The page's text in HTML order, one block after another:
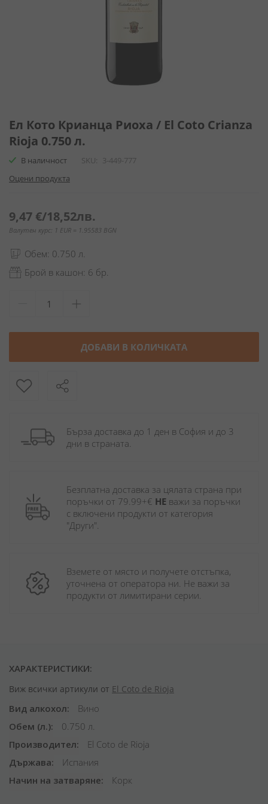
към
началото
на
галерия
снимки
Ел Кото Крианца Риоха / El Coto Crianza
Rioja 0.750 л.
В наличност SKU
3-449-777
Оцени продукта
9,47 €/18,52лв.
Валутен курс: 1 EUR = 1.95583 BGN
Обем: 0.750 л.
Брой в кашон: 6 бр.
ДОБАВИ В КОЛИЧКАТА
Бърза доставка до 1 ден в София и до 3
дни в страната.
Безплатна доставка за цялата страна при
поръчки от 79.99+€ НЕ важи за поръчки
с включени продукти от категория
"Други".
Вземете от място и получете отстъпка,
уточнена от оператора ни. Не важи за
продукти от лимитирани серии.
ХАРАКТЕРИСТИКИ:
Виж всички артикули от El Coto de Rioja
Вид алкохол
Вино
Обем (л.)
0.750 л.
Производител
El Coto de Rioja
Държава
Испания
Начин на затваряне
Корк